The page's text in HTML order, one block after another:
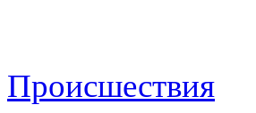
Происшествия